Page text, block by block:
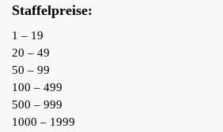
Staffelpreise:
1 – 19
20 – 49
50 – 99
100 – 499
500 – 999
1000 – 1999